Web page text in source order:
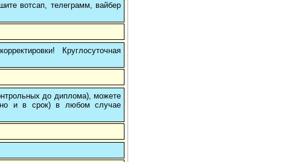
вотсап, телеграмм, вайбер
Круглосуточная
до диплома), можете
и в срок) в любом случае